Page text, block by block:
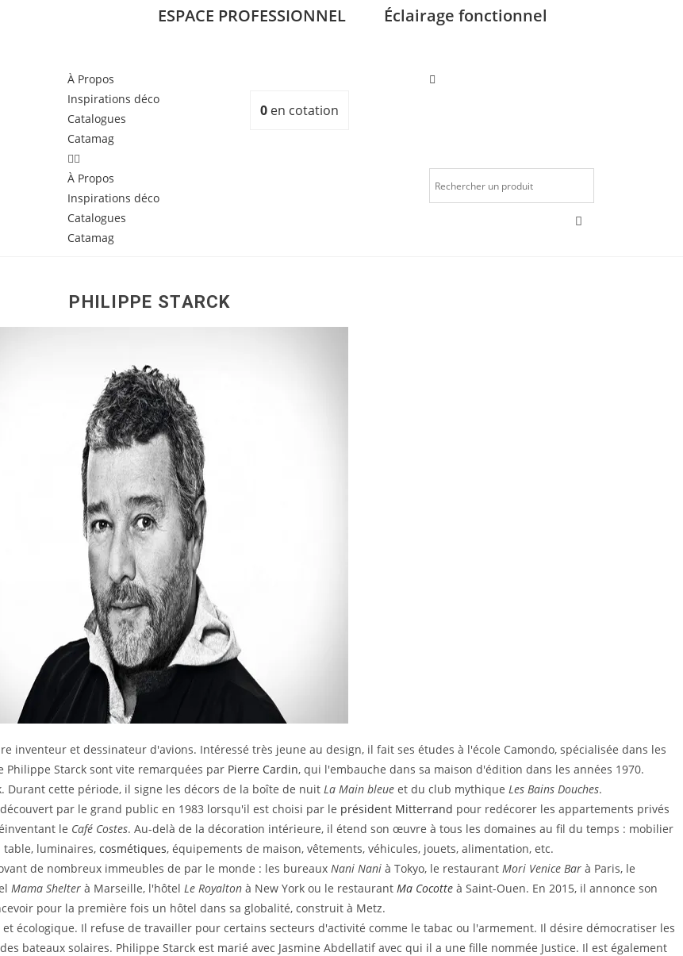
ESPACE PROFESSIONNEL Éclairage fonctionnel
À Propos
Inspirations déco
Catalogues
Catamag
À Propos
Inspirations déco
Catalogues
Catamag
0 en cotation
PHILIPPE STARCK
inventeur et dessinateur d'avions. Intéressé très jeune au design, il fait ses études à l'école Camondo, spécialisée dans les
Starck sont vite remarquées par Pierre Cardin, qui l'embauche dans sa maison d'édition dans les années 1970.
Durant cette période, il signe les décors de la boîte de nuit La Main bleue et du club mythique Les Bains Douches.
par le grand public en 1983 lorsqu'il est choisi par le président Mitterrand pour redécorer les appartements privés
le Café Costes. Au-delà de la décoration intérieure, il étend son œuvre à tous les domaines au fil du temps : mobilier
luminaires, cosmétiques, équipements de maison, vêtements, véhicules, jouets, alimentation, etc.
de nombreux immeubles de par le monde : les bureaux Nani Nani à Tokyo, le restaurant Mori Venice Bar à Paris, le
Mama Shelter à Marseille, l'hôtel Le Royalton à New York ou le restaurant Ma Cocotte à Saint-Ouen. En 2015, il annonce son
pour la première fois un hôtel dans sa globalité, construit à Metz.
écologique. Il refuse de travailler pour certains secteurs d'activité comme le tabac ou l'armement. Il désire démocratiser les
bateaux solaires. Philippe Starck est marié avec Jasmine Abdellatif avec qui il a une fille nommée Justice. Il est également